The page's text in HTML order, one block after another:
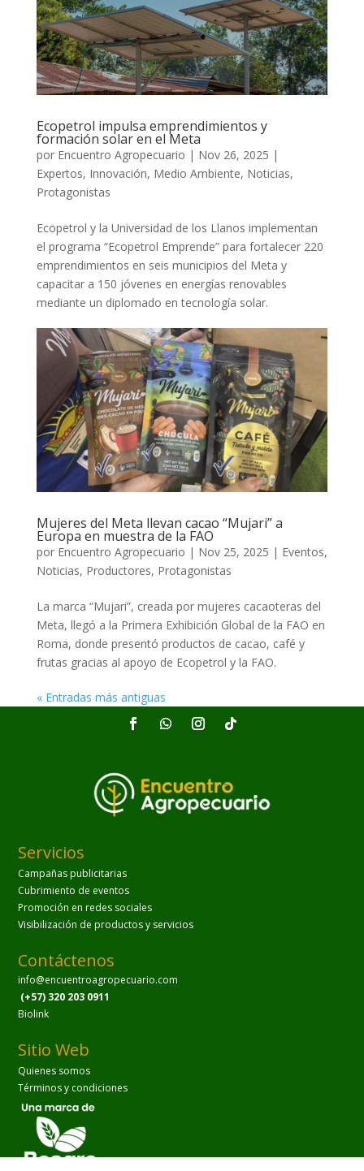
Ecopetrol impulsa emprendimientos y
formación solar en el Meta
por Encuentro Agropecuario | Nov 26, 2025 |
Expertos, Innovación, Medio Ambiente, Noticias,
Protagonistas
Ecopetrol y la Universidad de los Llanos implementan
el programa “Ecopetrol Emprende” para fortalecer 220
emprendimientos en seis municipios del Meta y
capacitar a 150 jóvenes en energías renovables
mediante un diplomado en tecnología solar.
Mujeres del Meta llevan cacao “Mujari” a
Europa en muestra de la FAO
por Encuentro Agropecuario | Nov 25, 2025 | Eventos,
Noticias, Productores, Protagonistas
La marca “Mujari”, creada por mujeres cacaoteras del
Meta, llegó a la Primera Exhibición Global de la FAO en
Roma, donde presentó productos de cacao, café y
frutas gracias al apoyo de Ecopetrol y la FAO.
« Entradas más antiguas
Servicios
Campañas publicitarias
Cubrimiento de eventos
Promoción en redes sociales
Visibilización de productos y servicios
Contáctenos
info@encuentroagropecuario.com
(+57) 320 203 0911
Biolink
Sitio Web
Quienes somos
Términos y condiciones